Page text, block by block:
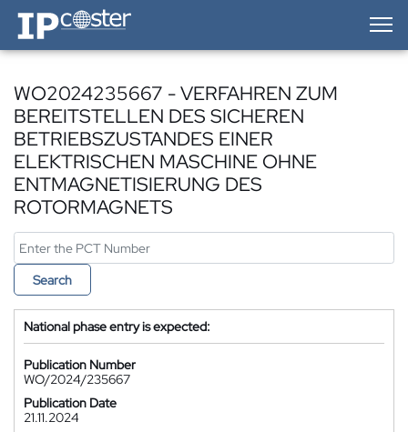
IP-Coster — Home
WO2024235667 - VERFAHREN ZUM
BEREITSTELLEN DES SICHEREN
BETRIEBSZUSTANDES EINER
ELEKTRISCHEN MASCHINE OHNE
ENTMAGNETISIERUNG DES
ROTORMAGNETS
Search
National phase entry is expected:
Publication Number
WO/2024/235667
Publication Date
21.11.2024